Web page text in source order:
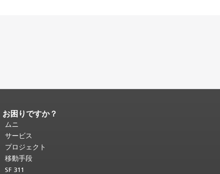
ページコンテンツの終わり。
ジの残りの部分はすべてのページで繰
り返されます。
頭に戻る。
お困りですか？
ムニ
サービス
プロジェクト
移動手段
SF 311